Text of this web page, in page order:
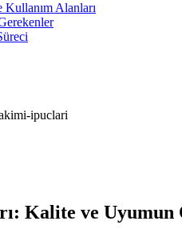
Alanları
ipuclari
Kalite ve Uyumun